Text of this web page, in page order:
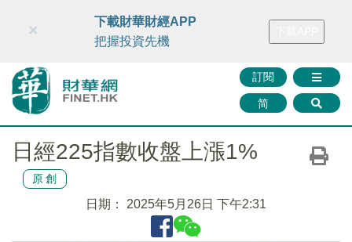
財華智庫網 FINTV FINMETA 財華證券 媒體矩陣
訂閱
简
×
下載財華財經APP
把握投資先機
日經225指數收盤上漲1%
原創
日期： 2025年5月26日 下午2:31